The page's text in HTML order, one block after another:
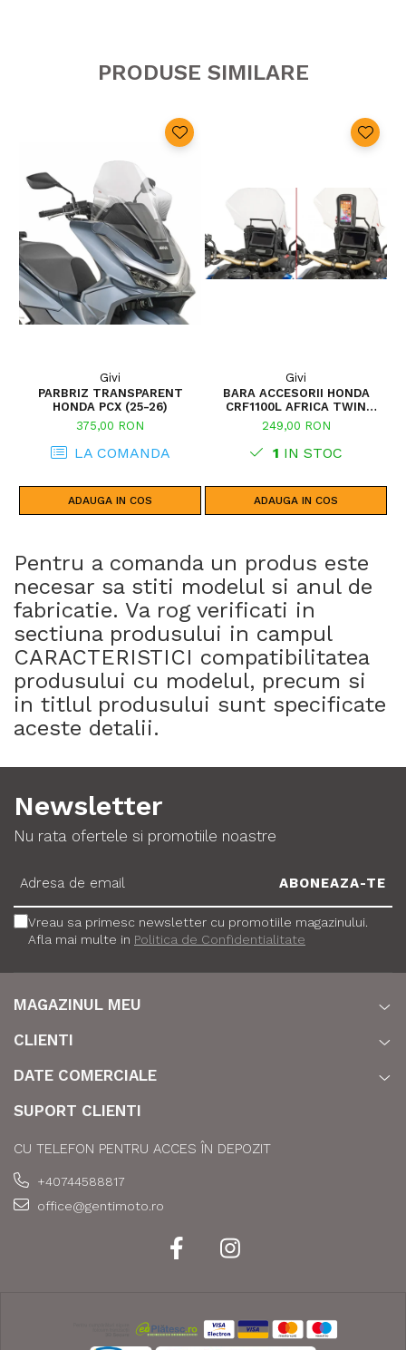
PRODUSE SIMILARE
Givi
PARBRIZ TRANSPARENT
HONDA PCX (25-26)
375,00 RON
LA COMANDA
ADAUGA IN COS
Givi
BARA ACCESORII HONDA
CRF1100L AFRICA TWIN
ADVENTURE SPORTS (20 - 23)
CRF1100L AFRICA TWIN
ADVENTURE SPORTS (24)
CRF1100L AFRICA TWIN (24)
23)
249,00 RON
1 IN STOC
ADAUGA IN COS
Pentru a comanda un produs este
necesar sa stiti modelul si anul de
fabricatie. Va rog verificati in
sectiuna produsului in campul
CARACTERISTICI compatibilitatea
produsului cu modelul, precum si
in titlul produsului sunt specificate
aceste detalii.
Newsletter
Nu rata ofertele si promotiile noastre
Vreau sa primesc newsletter cu promotiile magazinului.
Afla mai multe in Politica de Confidentialitate
MAGAZINUL MEU
CLIENTI
DATE COMERCIALE
SUPORT CLIENTI
CU TELEFON PENTRU ACCES ÎN DEPOZIT
+40744588817
office@gentimoto.ro